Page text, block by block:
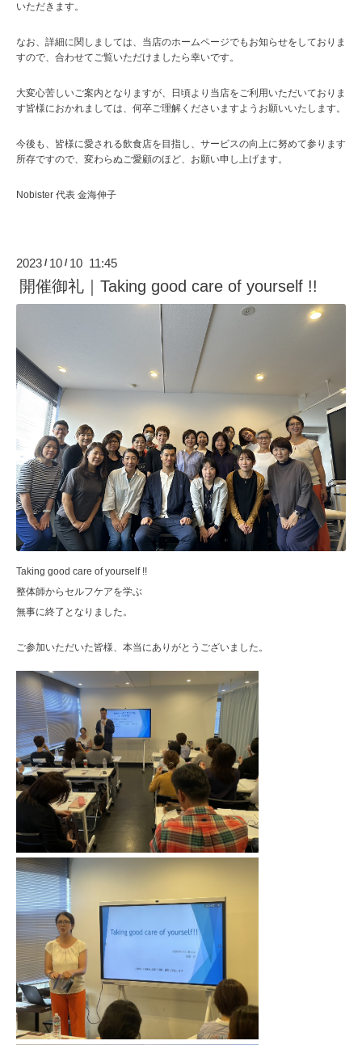
いただきます。
なお、詳細に関しましては、当店のホームページでもお知らせをしておりま
すので、合わせてご覧いただけましたら幸いです。
大変心苦しいご案内となりますが、日頃より当店をご利用いただいておりま
す皆様におかれましては、何卒ご理解くださいますようお願いいたします。
今後も、皆様に愛される飲食店を目指し、サービスの向上に努めて参ります
所存ですので、変わらぬご愛顧のほど、お願い申し上げます。
Nobister 代表 金海伸子
2023 / 10 / 10 11:45
開催御礼｜Taking good care of yourself !!
Taking good care of yourself !!
整体師からセルフケアを学ぶ
無事に終了となりました。
ご参加いただいた皆様、本当にありがとうございました。